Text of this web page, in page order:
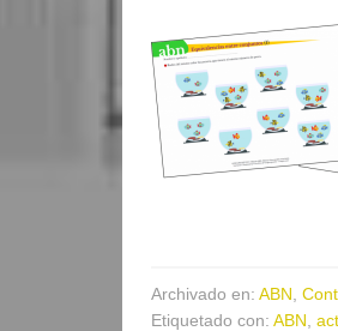
Archivado en: ABN
Etiquetado con: ABN